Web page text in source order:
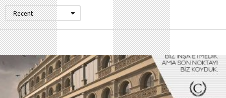
Recent